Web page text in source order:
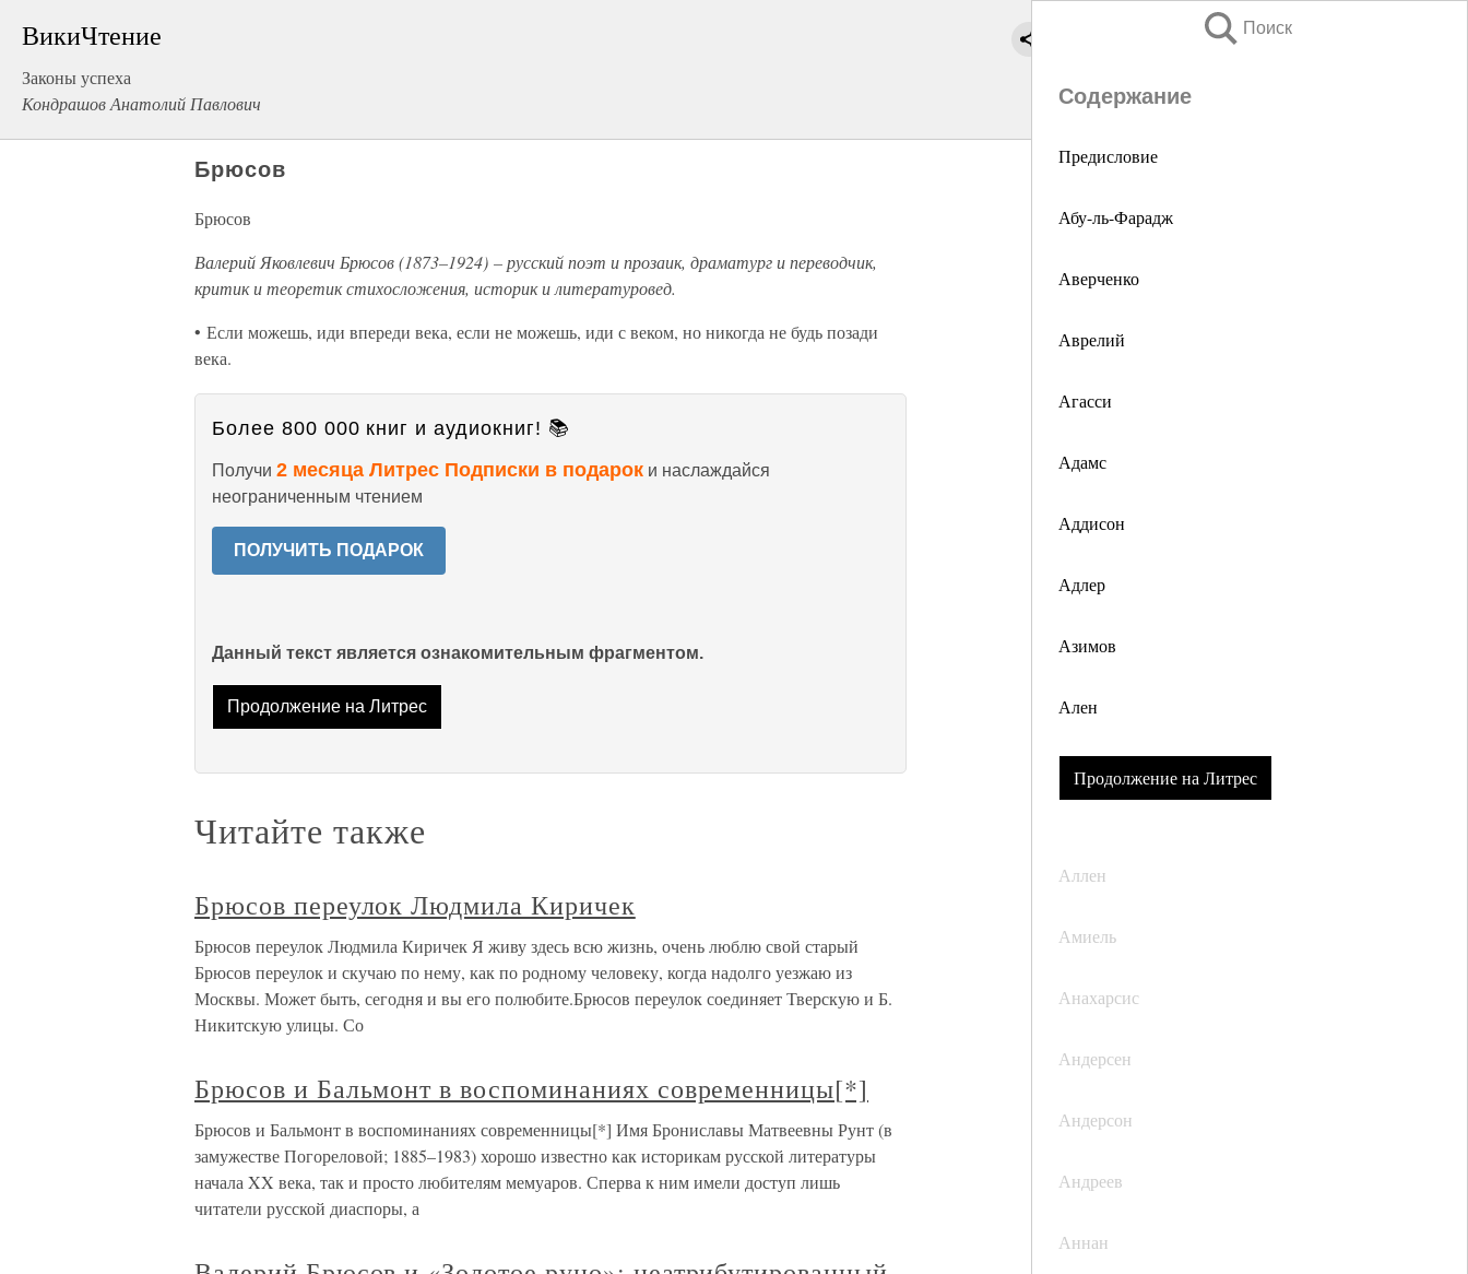
ВикиЧтение
Законы успеха
Кондрашов Анатолий Павлович
Поиск
Содержание
Предисловие
Абу-ль-Фарадж
Аверченко
Аврелий
Агасси
Адамс
Аддисон
Адлер
Азимов
Ален
Продолжение на Литрес
Аллен
Амиель
Анахарсис
Андерсен
Андерсон
Андреев
Аннан
Брюсов
Брюсов
Валерий Яковлевич Брюсов (1873–1924) – русский поэт и прозаик, драматург и переводчик,
критик и теоретик стихосложения, историк и литературовед.
• Если можешь, иди впереди века, если не можешь, иди с веком, но никогда не будь позади
века.
Более 800 000 книг и аудиокниг! 📚
Получи 2 месяца Литрес Подписки в подарок и наслаждайся
неограниченным чтением
ПОЛУЧИТЬ ПОДАРОК
Данный текст является ознакомительным фрагментом.
Продолжение на Литрес
Читайте также
Брюсов переулок Людмила Киричек
Брюсов переулок Людмила Киричек Я живу здесь всю жизнь, очень люблю свой старый
Брюсов переулок и скучаю по нему, как по родному человеку, когда надолго уезжаю из
Москвы. Может быть, сегодня и вы его полюбите.Брюсов переулок соединяет Тверскую и Б.
Никитскую улицы. Со
Брюсов и Бальмонт в воспоминаниях современницы[*]
Брюсов и Бальмонт в воспоминаниях современницы[*] Имя Брониславы Матвеевны Рунт (в
замужестве Погореловой; 1885–1983) хорошо известно как историкам русской литературы
начала XX века, так и просто любителям мемуаров. Сперва к ним имели доступ лишь
читатели русской диаспоры, а